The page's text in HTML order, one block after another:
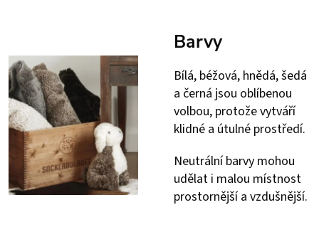
Barvy
Bílá, béžová, hnědá, šedá
a černá jsou oblíbenou
volbou, protože vytváří
klidné a útulné prostředí.
Neutrální barvy mohou
udělat i malou místnost
prostornější a vzdušnější.